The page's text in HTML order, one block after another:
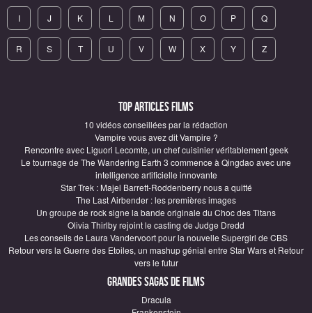
I J K L M N O P Q
R S T U V W X Y Z
Top articles Films
10 vidéos conseillées par la rédaction
Vampire vous avez dit Vampire ?
Rencontre avec Liguori Lecomte, un chef cuisinier véritablement geek
Le tournage de The Wandering Earth 3 commence à Qingdao avec une
intelligence artificielle innovante
Star Trek : Majel Barrett-Roddenberry nous a quitté
The Last Airbender : les premières images
Un groupe de rock signe la bande originale du Choc des Titans
Olivia Thirlby rejoint le casting de Judge Dredd
Les conseils de Laura Vandervoort pour la nouvelle Supergirl de CBS
Retour vers la Guerre des Etoiles, un mashup génial entre Star Wars et Retour
vers le futur
Grandes sagas de Films
Dracula